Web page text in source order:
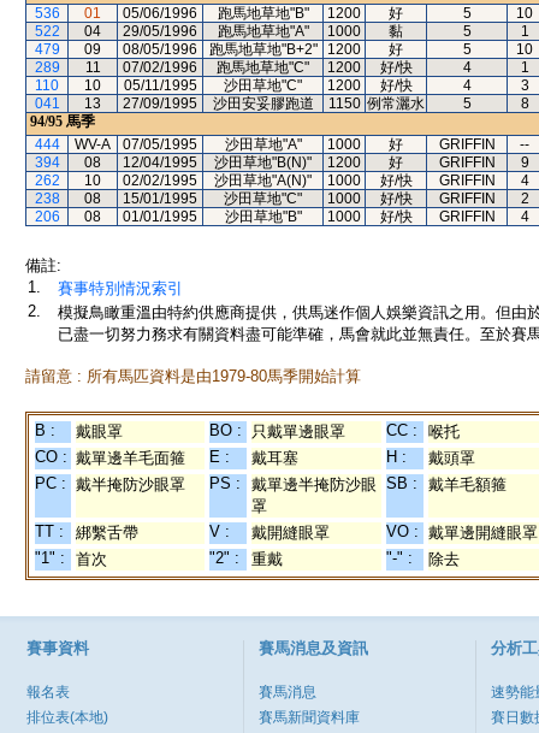
536
01 05/06/1996 跑馬地草地"B" 1200 好 5
10
522
04 29/05/1996 跑馬地草地"A" 1000 黏 5
1
479
09 08/05/1996 跑馬地草地"B+2" 1200 好 5
10
289
11 07/02/1996 跑馬地草地"C" 1200 好/快 4
1
110
10 05/11/1995 沙田草地"C" 1200 好/快 4
3
041
13 27/09/1995 沙田安妥膠跑道 1150 例常灑水 5
8
94/95 馬季
444
WV-A 07/05/1995 沙田草地"A" 1000 好 GRIFFIN
--
394
08 12/04/1995 沙田草地"B(N)" 1200 好 GRIFFIN
9
262
10 02/02/1995 沙田草地"A(N)" 1000 好/快 GRIFFIN
4
238
08 15/01/1995 沙田草地"C" 1000 好/快 GRIFFIN
2
206
08 01/01/1995 沙田草地"B" 1000 好/快 GRIFFIN 4
備註:
1.
賽事特別情況索引
2.
模擬鳥瞰重溫由特約供應商提供，供馬迷作個人娛樂資訊之用。但
已盡一切努力務求有關資料盡可能準確，馬會就此並無責任。至於賽
請留意 : 所有馬匹資料是由1979-80馬季開始計算
B : 戴眼罩 BO : 只戴單邊眼罩 CC :
喉托
CO : 戴單邊羊毛面箍 E : 戴耳塞 H :
戴頭罩
PC : 戴半掩防沙眼罩 PS :
戴單邊半掩防沙眼
罩
SB : 戴羊毛額箍
TT : 綁繫舌帶 V : 戴開縫眼罩 VO : 戴單邊開縫眼罩
"1" :
首次 "2" : 重戴 "-" : 除去
賽事資料
報名表
排位表(本地)
賽馬消息及資訊
賽馬消息
賽馬新聞資料庫
分析
速勢能
賽日數